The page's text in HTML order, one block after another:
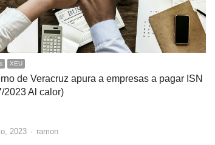
XEU
de Veracruz apura a empresas a pagar ISN
2023 Al calor)
2023 Author
ramon